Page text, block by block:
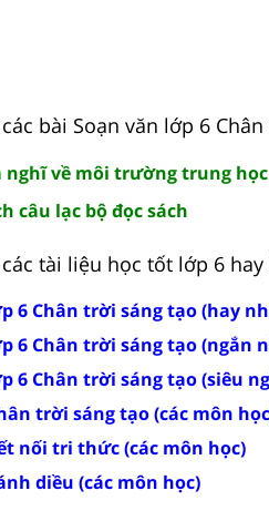
bài Soạn văn lớp 6
nghĩ về môi trường trung
câu lạc bộ đọc sách
tài liệu học tốt lớp 6 hay
6 Chân trời sáng tạo (hay
6 Chân trời sáng tạo (ngắn
6 Chân trời sáng tạo (siêu
trời sáng tạo (các môn
nối tri thức (các môn học)
diều (các môn học)